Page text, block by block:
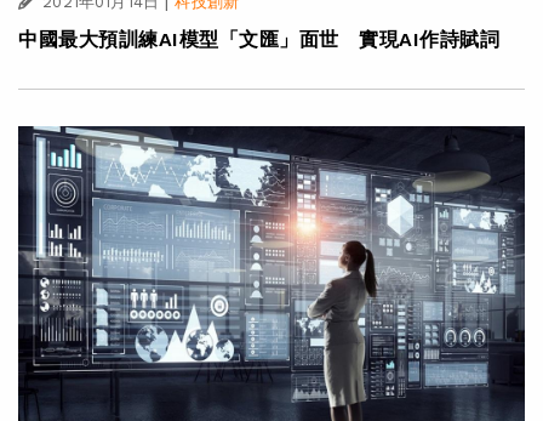
中國最大預訓練AI模型「文匯」面世 實現AI作詩賦詞